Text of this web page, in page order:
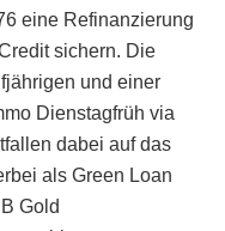
eine Refinanzierung
sichern. Die
und einer
Dienstagfrüh via
dabei auf das
als Green Loan
Gold